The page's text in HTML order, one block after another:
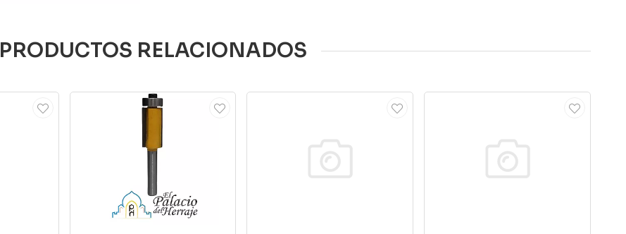
PRODUCTOS RELACIONADOS